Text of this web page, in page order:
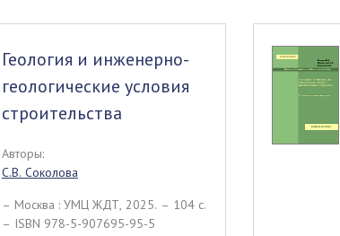
Геология и инженерно-
геологические условия
строительства
Авторы:
С.В. Соколова
– Москва : УМЦ ЖДТ, 2025. – 104 c.
– ISBN 978-5-907695-95-5